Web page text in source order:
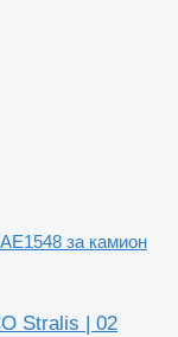
за камион
Stralis | 02